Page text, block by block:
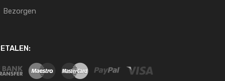
Bezorgen